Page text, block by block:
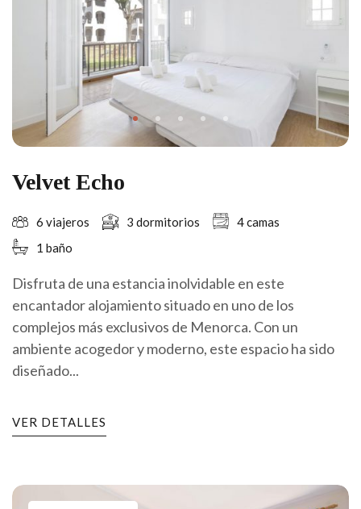
Velvet Echo
6 viajeros 3 dormitorios
4 camas
1 baño
Disfruta de una estancia inolvidable en este
encantador alojamiento situado en uno de los
complejos más exclusivos de Menorca. Con un
ambiente acogedor y moderno, este espacio ha sido
diseñado...
VER DETALLES